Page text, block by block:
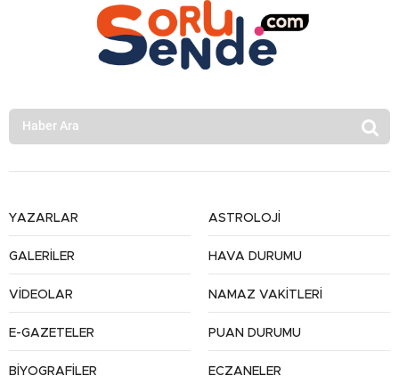
YAZARLAR
GALERİLER
VİDEOLAR
E-GAZETELER
BİYOGRAFİLER
ASTROLOJİ
HAVA DURUMU
NAMAZ VAKİTLERİ
PUAN DURUMU
ECZANELER